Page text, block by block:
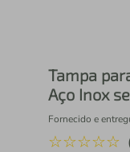
Tampa
Aço Inox
Fornecido e
☆☆☆☆☆